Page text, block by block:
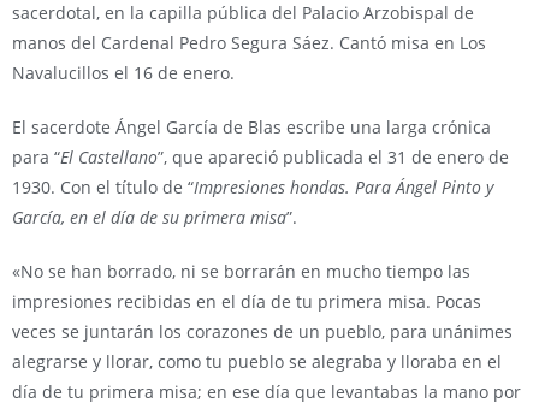
sacerdotal, en la capilla pública del Palacio Arzobispal de
manos del Cardenal Pedro Segura Sáez. Cantó misa en Los
Navalucillos el 16 de enero.
El sacerdote Ángel García de Blas escribe una larga crónica
para “El Castellano”, que apareció publicada el 31 de enero de
1930. Con el título de “Impresiones hondas. Para Ángel Pinto y
García, en el día de su primera misa”.
«No se han borrado, ni se borrarán en mucho tiempo las
impresiones recibidas en el día de tu primera misa. Pocas
veces se juntarán los corazones de un pueblo, para unánimes
alegrarse y llorar, como tu pueblo se alegraba y lloraba en el
día de tu primera misa; en ese día que levantabas la mano por